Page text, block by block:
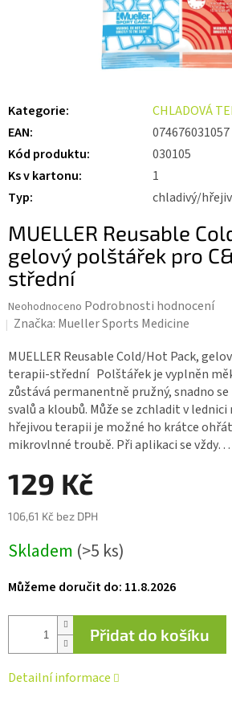
Kategorie:
CHLADOVÁ
EAN:
074676031057
Kód produktu:
030105
Ks v kartonu:
1
Typ: chladivý/
MUELLER Reusable
gelový polštářek pro
střední
Průměrné
hodnocení
je
0,0
z 5
hvězdiček.
Neohodnoceno Podrobnosti hodnocení
Značka: Mueller Sports Medicine
MUELLER Reusable Cold/Hot Pack,
terapii-střední Polštářek je vyplněn
zůstává permanentně pružný, snadno
svalů a kloubů. Může se zchladit v
hřejivou terapii je možné ho krátce
mikrovlnné troubě. Při aplikaci se vždy…
129 Kč
106,61 Kč bez DPH
cena:
Skladem (>5 ks)
Můžeme doručit do: 11.8.2026
Přidat do košíku
Detailní informace